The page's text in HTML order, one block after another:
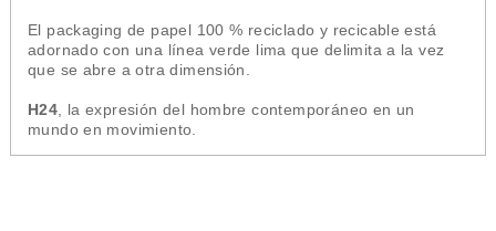
El packaging de papel 100 % reciclado y recicable está
adornado con una línea verde lima que delimita a la vez
que se abre a otra dimensión.
H24 , la expresión del hombre contemporáneo en un
mundo en movimiento.